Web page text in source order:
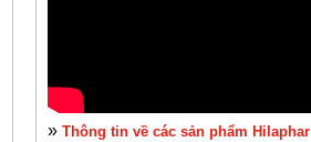
» Thông tin về các sản phẩm Hilaphar